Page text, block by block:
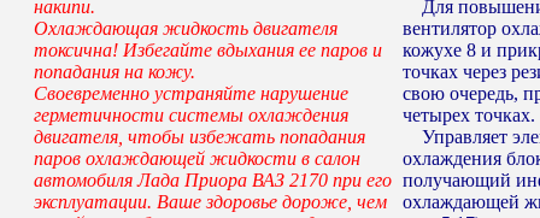
накипи.
Охлаждающая жидкость двигателя
токсична! Избегайте вдыхания ее паров и
попадания на кожу.
Своевременно устраняйте нарушение
герметичности системы охлаждения
двигателя, чтобы избежать попадания
паров охлаждающей жидкости в салон
автомобиля Лада Приора ВАЗ 2170 при его
эксплуатации. Ваше здоровье дороже, чем
Для
вентилятор
кожухе 8 и
точках через
свою очередь,
четырех точках.
Управляет
охлаждения
получающий
охлаждающей